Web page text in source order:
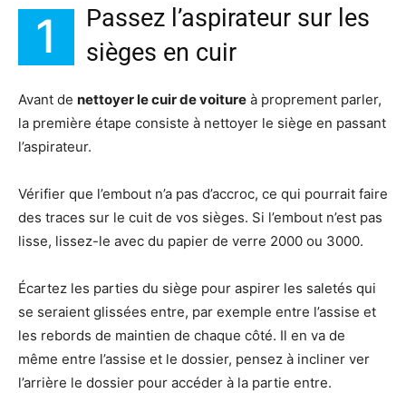
1
Passez l’aspirateur sur les
sièges en cuir
Avant de nettoyer le cuir de voiture à proprement parler,
la première étape consiste à nettoyer le siège en passant
l’aspirateur.
Vérifier que l’embout n’a pas d’accroc, ce qui pourrait faire
des traces sur le cuit de vos sièges. Si l’embout n’est pas
lisse, lissez-le avec du papier de verre 2000 ou 3000.
Écartez les parties du siège pour aspirer les saletés qui
se seraient glissées entre, par exemple entre l’assise et
les rebords de maintien de chaque côté. Il en va de
même entre l’assise et le dossier, pensez à incliner ver
l’arrière le dossier pour accéder à la partie entre.